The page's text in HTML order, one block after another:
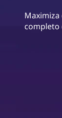
completo